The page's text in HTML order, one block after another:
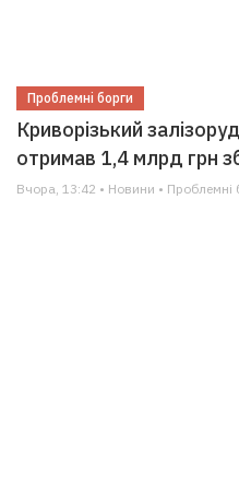
Проблемні борги
Криворізький
отримав 1,4 млрд грн
Вчора, 13:42 • Новини • Проблемні